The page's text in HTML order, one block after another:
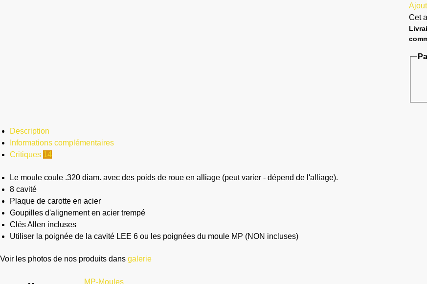
Cet
Description
Informations complémentaires
Critiques 14
Le moule coule .320 diam. avec des poids de roue en alliage (peut varier - dépend de l'alliage).
8 cavité
Plaque de carotte en acier
Goupilles d'alignement en acier trempé
Clés Allen incluses
Utiliser la poignée de la cavité LEE 6 ou les poignées du moule MP (NON incluses)
Voir les photos de nos produits dans galerie
MP-Moules